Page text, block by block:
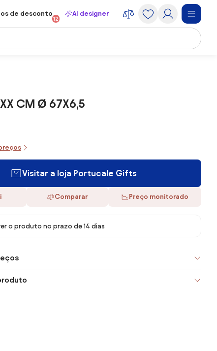
de desconto
12
AI designer
CM Ø 67X6,5
Visitar a loja Portucale Gifts
Comparar Preço monitorado
o produto no prazo de 14 dias